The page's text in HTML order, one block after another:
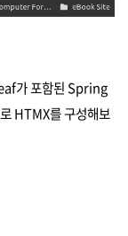
가 포함된 Spring
HTMX를 구성해보